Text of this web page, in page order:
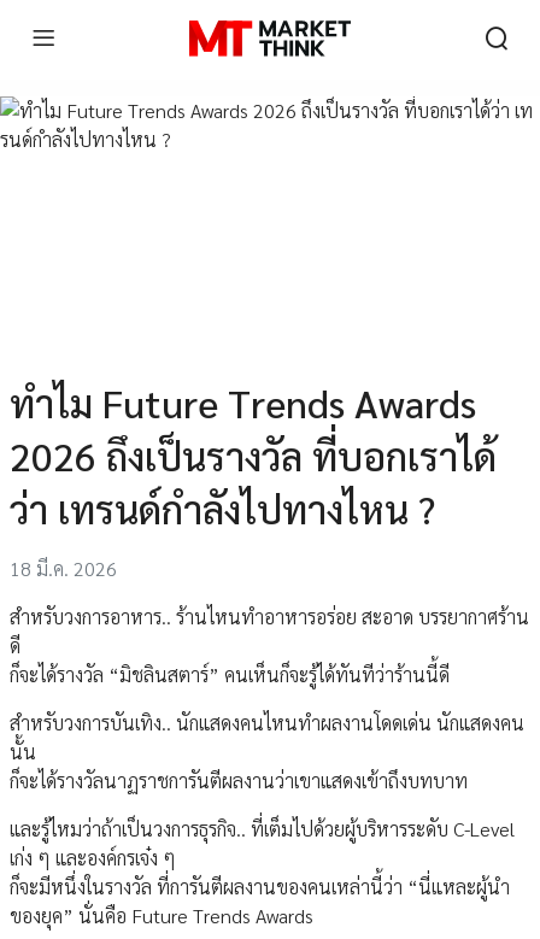
ทำไม Future Trends Awards
2026 ถึงเป็นรางวัล ที่บอกเราได้
ว่า เทรนด์กำลังไปทางไหน ?
18 มี.ค. 2026
สำหรับวงการอาหาร.. ร้านไหนทำอาหารอร่อย สะอาด บรรยากาศร้าน
ดี
ก็จะได้รางวัล “มิชลินสตาร์” คนเห็นก็จะรู้ได้ทันทีว่าร้านนี้ดี
สำหรับวงการบันเทิง.. นักแสดงคนไหนทำผลงานโดดเด่น นักแสดงคน
นั้น
ก็จะได้รางวัลนาฏราชการันตีผลงานว่าเขาแสดงเข้าถึงบทบาท
และรู้ไหมว่าถ้าเป็นวงการธุรกิจ.. ที่เต็มไปด้วยผู้บริหารระดับ C-Level
เก่ง ๆ และองค์กรเจ๋ง ๆ
ก็จะมีหนึ่งในรางวัล ที่การันตีผลงานของคนเหล่านี้ว่า “นี่แหละผู้นำ
ของยุค” นั่นคือ Future Trends Awards